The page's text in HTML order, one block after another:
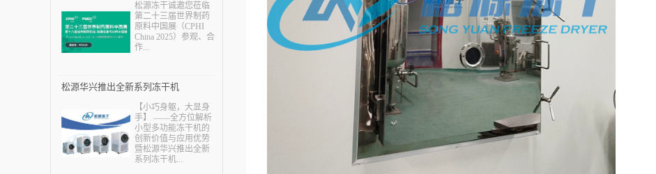
（CPHI China 2025）松源冻干诚邀您莅临
第二十三届世界制药
原料中国展（CPHI
China 2025）参观、合
作...
松源华兴推出全新系列冻干机
【小巧身躯，大显身
手】 ——全方位解析
小型多功能冻干机的
创新价值与应用优势
暨松源华兴推出全新
系列冻干机...